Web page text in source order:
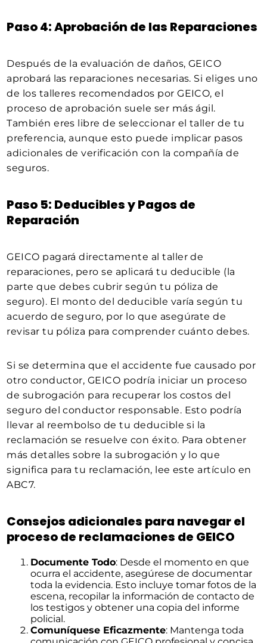
Paso 4: Aprobación de las Reparaciones
Después de la evaluación de daños, GEICO
aprobará las reparaciones necesarias. Si eliges uno
de los talleres recomendados por GEICO, el
proceso de aprobación suele ser más ágil.
También eres libre de seleccionar el taller de tu
preferencia, aunque esto puede implicar pasos
adicionales de verificación con la compañía de
seguros.
Paso 5: Deducibles y Pagos de
Reparación
GEICO pagará directamente al taller de
reparaciones, pero se aplicará tu deducible (la
parte que debes cubrir según tu póliza de
seguro). El monto del deducible varía según tu
acuerdo de seguro, por lo que asegúrate de
revisar tu póliza para comprender cuánto debes.
Si se determina que el accidente fue causado por
otro conductor, GEICO podría iniciar un proceso
de subrogación para recuperar los costos del
seguro del conductor responsable. Esto podría
llevar al reembolso de tu deducible si la
reclamación se resuelve con éxito. Para obtener
más detalles sobre la subrogación y lo que
significa para tu reclamación, lee este artículo en
ABC7.
Consejos adicionales para navegar el
proceso de reclamaciones de GEICO
Documente Todo: Desde el momento en que
ocurra el accidente, asegúrese de documentar
toda la evidencia. Esto incluye tomar fotos de la
escena, recopilar la información de contacto de
los testigos y obtener una copia del informe
policial.
Comuníquese Eficazmente: Mantenga toda